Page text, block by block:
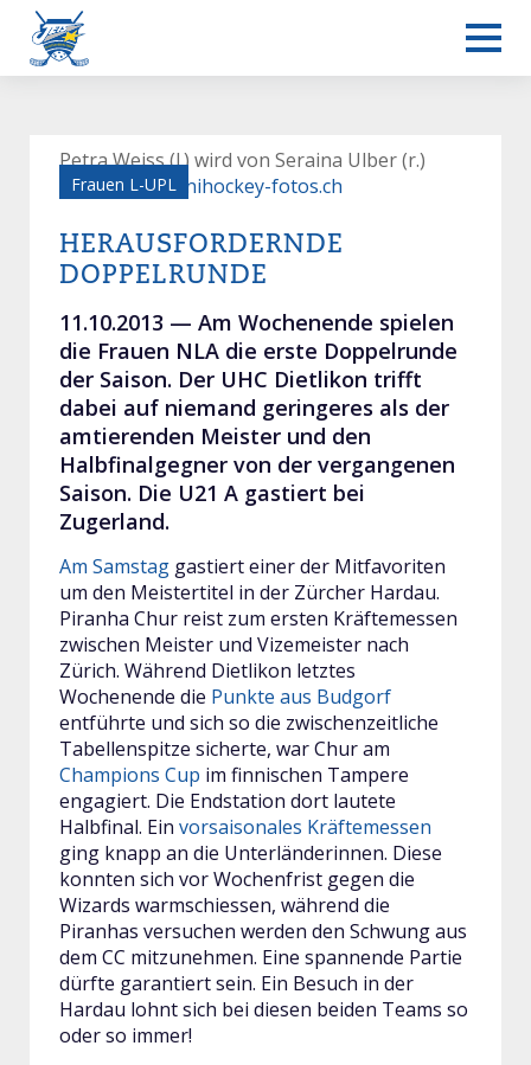
Petra Weiss (l.) wird von Seraina Ulber (r.)
bedrängt, ©unihockey-fotos.ch
Frauen L-UPL
HERAUSFORDERNDE
DOPPELRUNDE
11.10.2013 — Am Wochenende spielen
die Frauen NLA die erste Doppelrunde
der Saison. Der UHC Dietlikon trifft
dabei auf niemand geringeres als der
amtierenden Meister und den
Halbfinalgegner von der vergangenen
Saison. Die U21 A gastiert bei
Zugerland.
Am Samstag gastiert einer der Mitfavoriten
um den Meistertitel in der Zürcher Hardau.
Piranha Chur reist zum ersten Kräftemessen
zwischen Meister und Vizemeister nach
Zürich. Während Dietlikon letztes
Wochenende die Punkte aus Budgorf
entführte und sich so die zwischenzeitliche
Tabellenspitze sicherte, war Chur am
Champions Cup im finnischen Tampere
engagiert. Die Endstation dort lautete
Halbfinal. Ein vorsaisonales Kräftemessen
ging knapp an die Unterländerinnen. Diese
konnten sich vor Wochenfrist gegen die
Wizards warmschiessen, während die
Piranhas versuchen werden den Schwung aus
dem CC mitzunehmen. Eine spannende Partie
dürfte garantiert sein. Ein Besuch in der
Hardau lohnt sich bei diesen beiden Teams so
oder so immer!